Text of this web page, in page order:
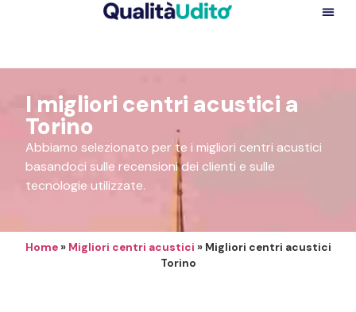
I migliori centri acustici a
Torino
Abbiamo selezionato per te i migliori centri acustici
basandoci sulle recensioni dei clienti e sulle
tecnologie utilizzate.
Home» Migliori centri acustici » Migliori centri acustici
Torino